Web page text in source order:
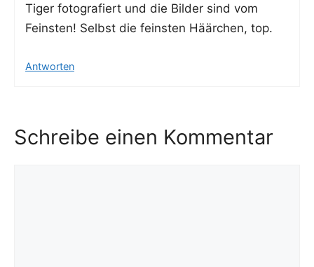
Tiger foto­gra­fiert und die Bil­der sind vom
Feins­ten! Selbst die feins­ten Häär­chen, top.
Antworten
Schreibe einen Kommentar